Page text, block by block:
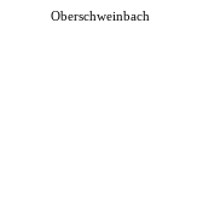
Oberschweinbach